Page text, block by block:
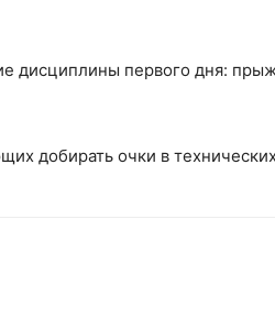
первого дня:
добирать очки в